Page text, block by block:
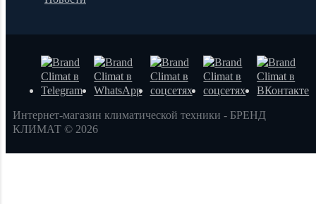
Интернет-магазин климатической техники - БРЕНД
КЛИМАТ © 2026